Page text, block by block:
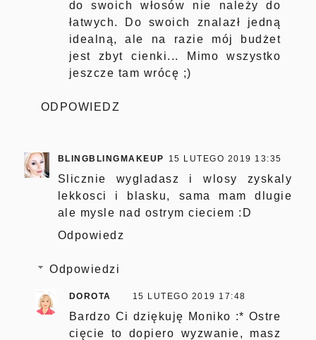
do swoich włosów nie należy do
łatwych. Do swoich znalazł jedną
idealną, ale na razie mój budżet
jest zbyt cienki... Mimo wszystko
jeszcze tam wrócę ;)
ODPOWIEDZ
BLINGBLINGMAKEUP 15 LUTEGO 2019 13:35
Slicznie wygladasz i wlosy zyskaly
lekkosci i blasku, sama mam dlugie
ale mysle nad ostrym cieciem :D
Odpowiedz
Odpowiedzi
DOROTA 15 LUTEGO 2019 17:48
Bardzo Ci dziękuję Moniko :* Ostre
cięcie to dopiero wyzwanie, masz